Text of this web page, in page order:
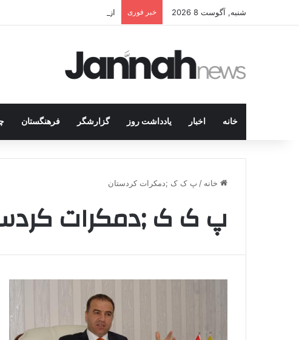
شنبه, آگوست 8 2026 خبر فوری از رؤیای «تهران از مسیر
خانه اخبار یادداشت روز گزارشگر فرهنگستان
خانه / پ ک ک ;دمکرات کردستان
پ ک ک ;دمکرات